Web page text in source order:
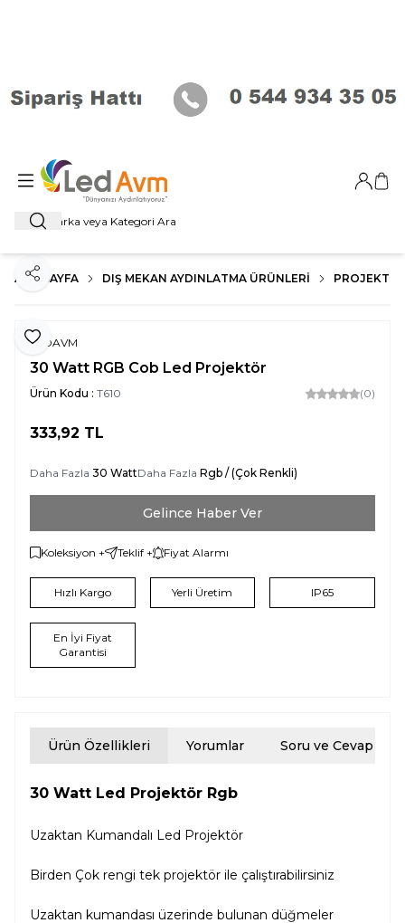
Ara
Giriş
ANA SAYFA DIŞ MEKAN AYDINLATMA ÜRÜNLERI
Favoriye Ekle
Paylaş
LEDAVM
30 Watt RGB Cob Led Projektör
Ürün Kodu : T610 (0)
333,92 TL
Daha Fazla 30 WattDaha Fazla Rgb / (Çok Renkli)
Gelince Haber Ver
Koleksiyon + Teklif + Fiyat Alarmı
Hızlı Kargo Yerli Üretim IP65
En İyi Fiyat
Garantisi
Ürün Özellikleri Yorumlar Soru ve Cevap
30 Watt Led Projektör Rgb
Uzaktan Kumandalı Led Projektör
Birden Çok rengi tek projektör ile çalıştırabilirsiniz
Uzaktan kumandası üzerinde bulunan düğmeler